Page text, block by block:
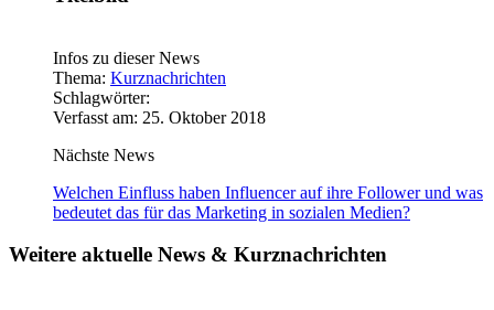
Infos zu dieser News
Thema: Kurznachrichten
Schlagwörter:
Verfasst am: 25. Oktober 2018
Nächste News
Welchen Einfluss haben Influencer auf ihre Follower und was
bedeutet das für das Marketing in sozialen Medien?
Weitere aktuelle News & Kurznachrichten